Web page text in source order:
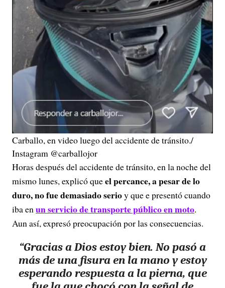
Carballo, en video luego del accidente de tránsito./
Instagram @carballojor
Horas después del accidente de tránsito, en la noche del
mismo lunes, explicó queel percance, a pesar de lo
duro, no fue demasiado serioy que e presentó cuando
iba en un servicio de transporte público en moto.
Aun así, expresó preocupación por las consecuencias.
“Gracias a Dios estoy bien. No pasó a
más de una fisura en la mano y estoy
esperando respuesta a la pierna, que